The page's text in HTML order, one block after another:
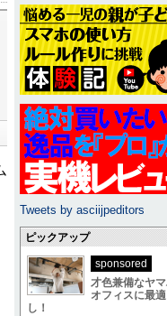
Tweets by asciijpeditors
ピックアップ
sponsored
才色兼備なヤ
オフィスに最
し！